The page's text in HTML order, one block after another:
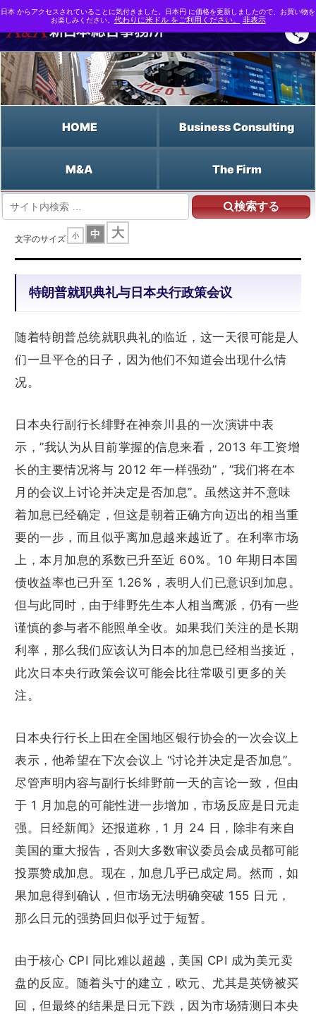
HOME Business Consulting
M&A The Firm
検索する
特朗普就职典礼与日本央行政策会议
文字のサイズ
小 中 大
特朗普就职典礼与日本央行政策会议
随着特朗普总统就职典礼的临近，这一天很可能是人
们一旦平仓的日子，因为他们不知道会出现什么情
况。
日本央行副行长绯野在神奈川县的一次演讲中表
示，”我认为从目前掌握的信息来看，2013 年工资增
长的主要情况将与 2012 年一样强劲”，”我们将在本
月的会议上讨论并决定是否加息”。虽然这并不意味
着加息已经确定，但这是朝着正确方向迈出的相当重
要的一步，而且似乎离加息越来越近了。在利率市场
上，本月加息的系数已升至近 60%。10 年期日本国
债收益率也已升至 1.26%，表明人们已意识到加息。
但与此同时，由于绯野先生本人相当鹰派，仍有一些
谨慎的参与者不能照单全收。如果我们关注的是长期
利率，那么我们应该认为日本的加息已经相当接近，
此次日本央行政策会议可能会比往常吸引更多的关
注。
日本央行行长上田在全国地区银行协会的一次会议上
表示，他希望在下次会议上 “讨论并决定是否加息”。
尽管声明内容与副行长绯野前一天的言论一致，但由
于 1 月加息的可能性进一步增加，市场反应是日元走
强。日经新闻》还报道称，1 月 24 日，除非有来自
美国的重大报告，否则大多数审议委员会成员都可能
投票赞成加息。现在，加息几乎已成定局。然而，如
果加息得到确认，但市场无法明确突破 155 日元，
那么日元的强势回归似乎过于短暂。
由于核心 CPI 同比难以超越，美国 CPI 成为美元卖
盘的反应。随着头寸的建立，欧元、尤其是英镑被买
回，但最终的结果是日元下跌，因为市场猜测日本央
日本 からアクセスされていることに気付きました。日本円 に価格を更新しましたので、お買い物を
お楽しみください。 代わりに米ドル をご利用ください。 非表示